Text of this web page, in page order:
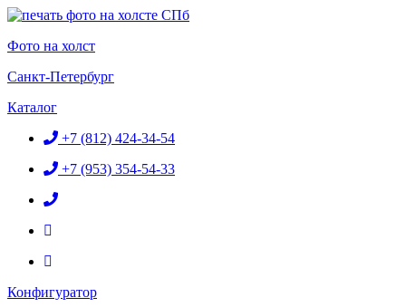
Перейти
содержимому
Фото на холст
Санкт-Петербург
Каталог
+7 (812) 424-34-54
+7 (953) 354-54-33
Конфигуратор